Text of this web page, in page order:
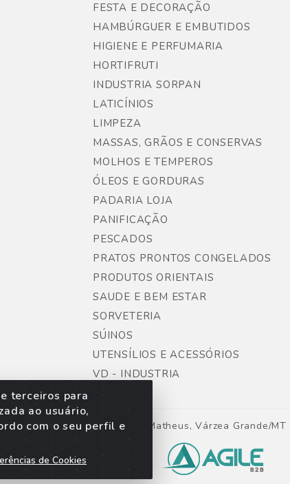
terceiros para
ao usuário,
com o seu perfil e
de Cookies
FESTA E DECORAÇÃO
HAMBÚRGUER E EMBUTIDOS
HIGIENE E PERFUMARIA
HORTIFRUTI
INDUSTRIA SORPAN
LATICÍNIOS
LIMPEZA
MASSAS, GRÃOS E CONSERVAS
MOLHOS E TEMPEROS
ÓLEOS E GORDURAS
PADARIA LOJA
PANIFICAÇÃO
PESCADOS
PRATOS PRONTOS CONGELADOS
PRODUTOS ORIENTAIS
SAUDE E BEM ESTAR
SORVETERIA
SÚINOS
UTENSÍLIOS E ACESSÓRIOS
VD - INDUSTRIA
Imigrantes, Lote 06, São Matheus, Várzea Grande/